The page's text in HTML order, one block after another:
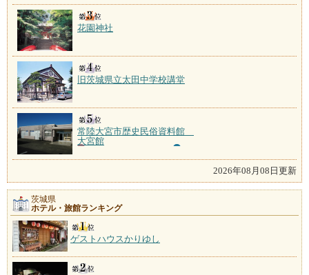
花園神社
旧茨城県立太田中学校講堂
常陸大宮市歴史民俗資料館
大宮館
2026年08月08日更新
茨城県
ホテル・旅館ランキング
ゲストハウスかりゆし